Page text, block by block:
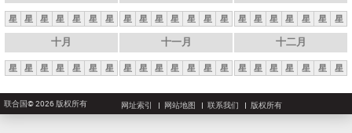
星 星 星 星 星 星 星 星 星 星 星 星 星 星 星 星 星 星 星 星 星
十月
星 星 星 星 星 星 星
十一月
星 星 星 星 星 星 星
十二月
星 星 星 星 星 星 星
联合国© 2026 版权所有 网址索引 网站地图 联系我们 版权所有